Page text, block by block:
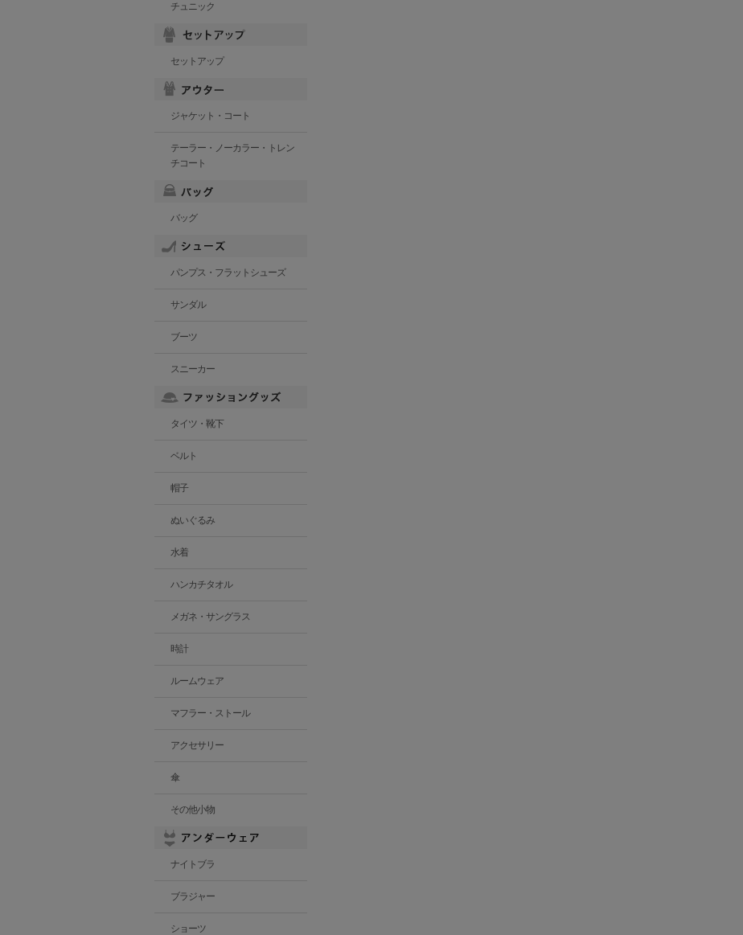
チュニック
セットアップ
ジャケット・コート
テーラー・ノーカラー・トレン
チコート
バッグ
パンプス・フラットシューズ
サンダル
ブーツ
スニーカー
タイツ・靴下
ベルト
帽子
ぬいぐるみ
水着
ハンカチタオル
メガネ・サングラス
時計
ルームウェア
マフラー・ストール
アクセサリー
傘
その他小物
ナイトブラ
ブラジャー
ショーツ